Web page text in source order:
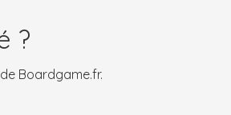
?
Boardgame.fr.